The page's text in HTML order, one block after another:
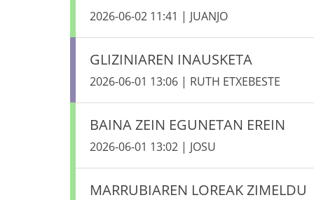
2026-06-02 11:41 | JUANJO
GLIZINIAREN INAUSKETA
2026-06-01 13:06 | RUTH ETXEBESTE
BAINA ZEIN EGUNETAN EREIN
2026-06-01 13:02 | JOSU
MARRUBIAREN LOREAK ZIMELDU